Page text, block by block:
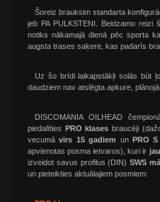
Šoreiz brauksim standarta
jeb PA PULKSTENI. Beidzamo
notiks nākamajā dienā pēc sporta
augsta trases saķere, kas padarīs
Uz šo brīdi laikapstākļi solās būt
daudziem nav atslēgta apkure,
DISCOMANIA OILHEAD
piedalīties
PRO klases braucēji
vecumāvirs 15 gadiem un PRO S
apvienotas posma ietvaros), kuri ir
izveidot savus profilus (DIN)SWS
un pieteikties aktuālajiem posmiem: